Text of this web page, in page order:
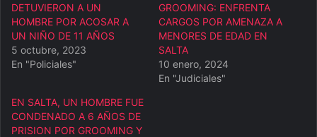
DETUVIERON A UN
HOMBRE POR ACOSAR A
UN NIÑO DE 11 AÑOS
5 octubre, 2023
En "Policiales"
GROOMING: ENFRENTA
CARGOS POR AMENAZA A
MENORES DE EDAD EN
SALTA
10 enero, 2024
En "Judiciales"
EN SALTA, UN HOMBRE FUE
CONDENADO A 6 AÑOS DE
PRISION POR GROOMING Y